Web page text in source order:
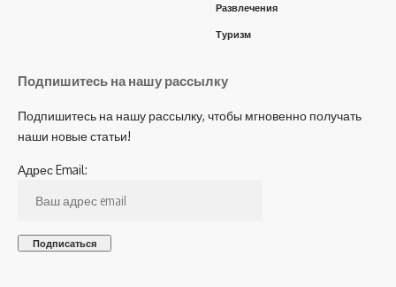
Развлечения
Туризм
Подпишитесь на нашу рассылку
Подпишитесь на нашу рассылку, чтобы мгновенно получать
наши новые статьи!
Адрес Email: